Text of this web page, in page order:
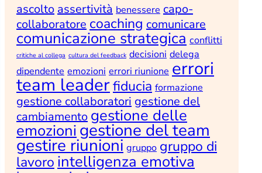
ascolto assertività benessere capo-
collaboratore coaching comunicare
comunicazione strategica conflitti
critiche al collega cultura del feedback decisioni delega
dipendente emozioni errori riunione errori
team leaderfiducia formazione
gestione collaboratori gestione del
cambiamento gestione delle
emozioni gestione del team
gestire riunioni gruppo gruppo di
lavoro intelligenza emotiva